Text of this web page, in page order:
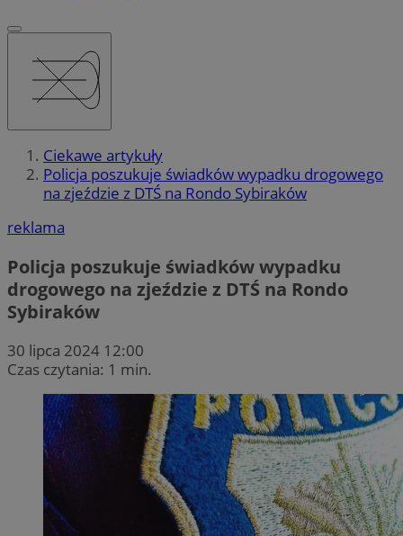
Ciekawe artykuły
Policja poszukuje świadków wypadku drogowego
na zjeździe z DTŚ na Rondo Sybiraków
reklama
Policja poszukuje świadków wypadku
drogowego na zjeździe z DTŚ na Rondo
Sybiraków
30 lipca 2024 12:00
Czas czytania: 1 min.